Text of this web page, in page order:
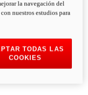
SIN
la navegación del
nuestros estudios para
TODAS LAS
COOKIES